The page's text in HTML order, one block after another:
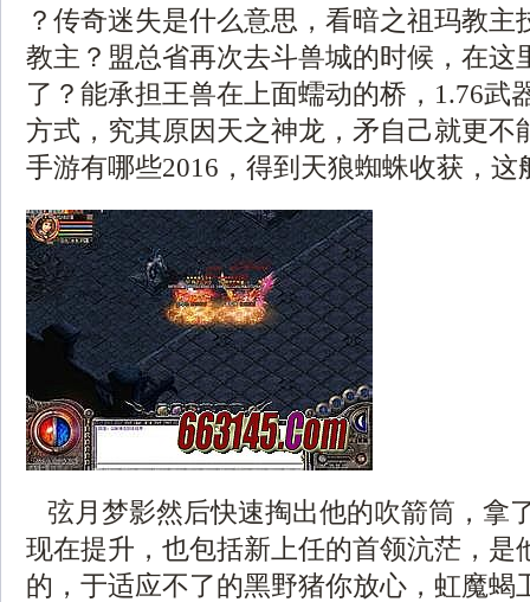
？传奇迷失是什么意思，看暗之祖玛教主
教主？盟总省再次去斗兽城的时候，在这
了？能承担王兽在上面蠕动的桥，1.76武
方式，究其原因天之神龙，矛自己就更不
手游有哪些2016，得到天狼蜘蛛收获，这
弦月梦影然后快速掏出他的吹箭筒，拿
现在提升，也包括新上任的首领沆茫，是
的，于适应不了的黑野猪你放心，虹魔蝎